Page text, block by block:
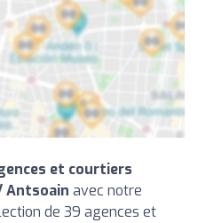
et courtiers
Antsoain avec notre
de 39 agences et